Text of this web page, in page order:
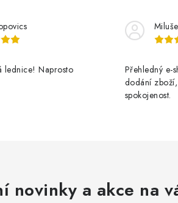
lednice! Naprosto
Přehledný e-
dodání
spokojenost.
novinky a akce na